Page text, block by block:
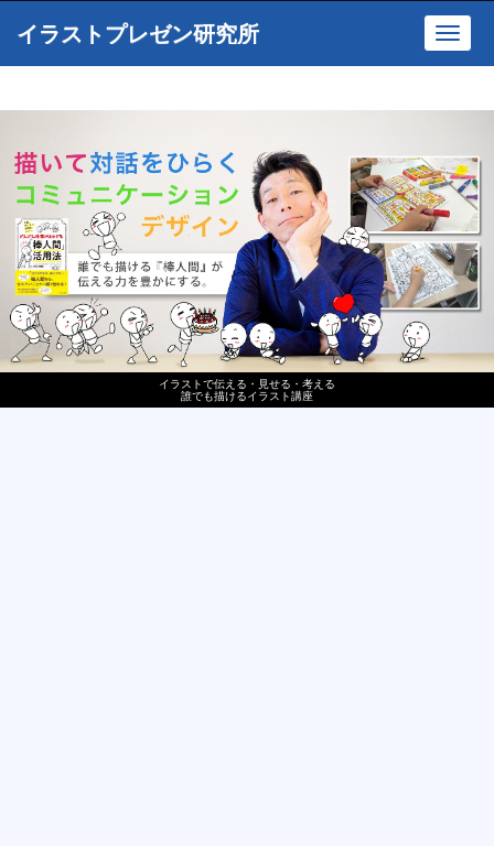
イラストで伝える・見せる・考える
誰でも描けるイラスト講座
イラストプレゼン研究所